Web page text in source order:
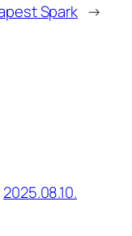
Spark →
2025.08.10.